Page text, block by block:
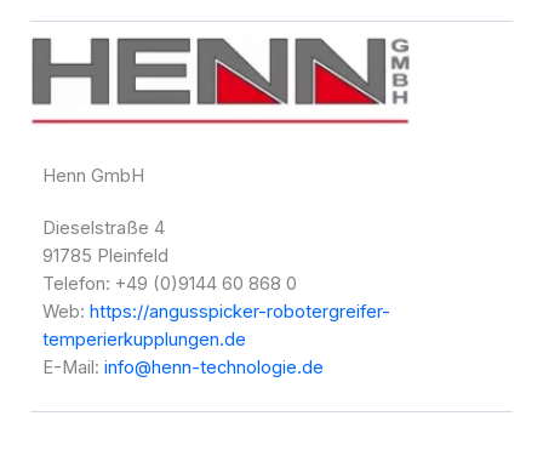
Henn GmbH
Dieselstraße 4
91785 Pleinfeld
Telefon: +49 (0)9144 60 868 0
Web: https://angusspicker-robotergreifer-
temperierkupplungen.de
E-Mail: info@henn-technologie.de